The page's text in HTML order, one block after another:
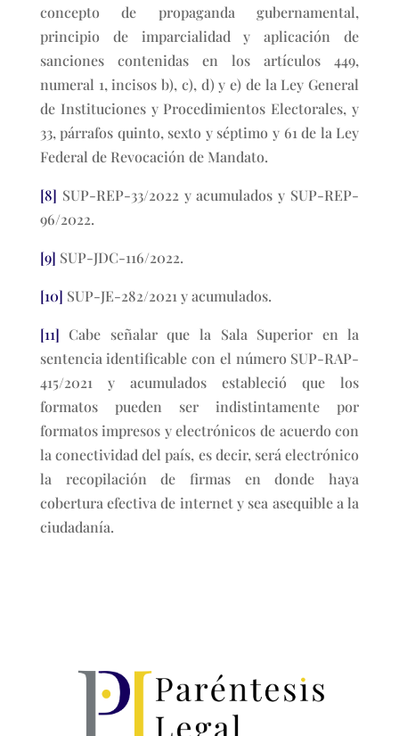
concepto de propaganda gubernamental,
principio de imparcialidad y aplicación de
sanciones contenidas en los artículos 449,
numeral 1, incisos b), c), d) y e) de la Ley General
de Instituciones y Procedimientos Electorales, y
33, párrafos quinto, sexto y séptimo y 61 de la Ley
Federal de Revocación de Mandato.
[8] SUP-REP-33/2022 y acumulados y SUP-REP-
96/2022.
[9] SUP-JDC-116/2022.
[10] SUP-JE-282/2021 y acumulados.
[11] Cabe señalar que la Sala Superior en la
sentencia identificable con el número SUP-RAP-
415/2021 y acumulados estableció que los
formatos pueden ser indistintamente por
formatos impresos y electrónicos de acuerdo con
la conectividad del país, es decir, será electrónico
la recopilación de firmas en donde haya
cobertura efectiva de internet y sea asequible a la
ciudadanía.